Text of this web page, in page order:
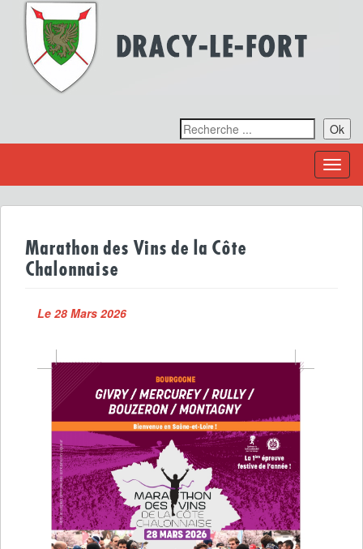
Ok
Marathon des Vins de la Côte
Chalonnaise
Le 28 Mars 2026